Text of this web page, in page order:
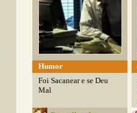
Humor
Foi Sacanear e se Deu
Mal